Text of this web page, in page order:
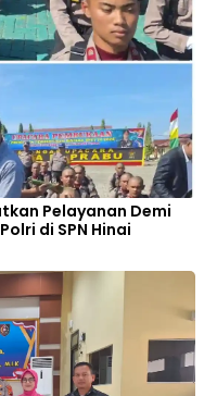
Pelayanan Demi
di SPN Hinai